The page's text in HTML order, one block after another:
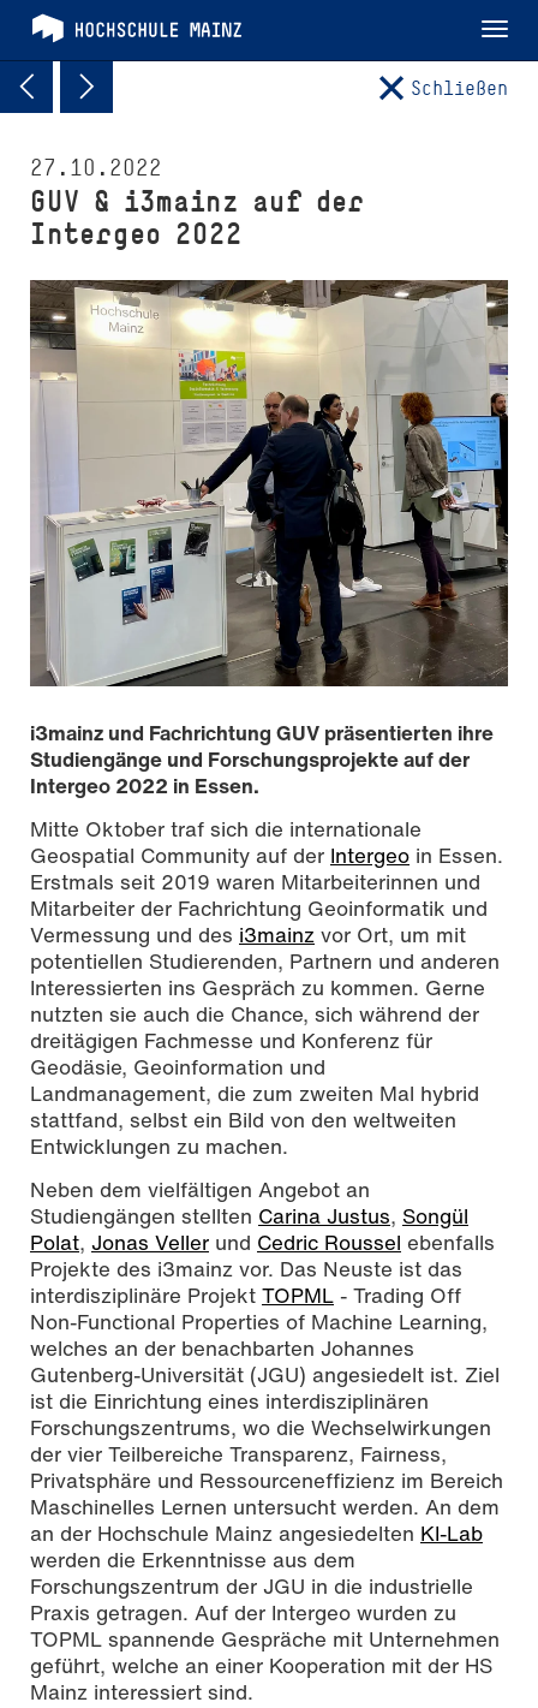
Schließen
27.10.2022
GUV & i3mainz auf der
Intergeo 2022
Stand auf der Intergeo 2022, Foto: Hochschule Mainz, CC
BY-SA 4.0
i3mainz und Fachrichtung GUV präsentierten ihre
Studiengänge und Forschungsprojekte auf der
Intergeo 2022 in Essen.
Mitte Oktober traf sich die internationale
Geospatial Community auf der Intergeo in Essen.
Erstmals seit 2019 waren Mitarbeiterinnen und
Mitarbeiter der Fachrichtung Geoinformatik und
Vermessung und des i3mainz vor Ort, um mit
potentiellen Studierenden, Partnern und anderen
Interessierten ins Gespräch zu kommen. Gerne
nutzten sie auch die Chance, sich während der
dreitägigen Fachmesse und Konferenz für
Geodäsie, Geoinformation und
Landmanagement, die zum zweiten Mal hybrid
stattfand, selbst ein Bild von den weltweiten
Entwicklungen zu machen.
Neben dem vielfältigen Angebot an
Studiengängen stellten Carina Justus, Songül
Polat, Jonas Veller und Cedric Roussel ebenfalls
Projekte des i3mainz vor. Das Neuste ist das
interdisziplinäre Projekt TOPML - Trading Off
Non-Functional Properties of Machine Learning,
welches an der benachbarten Johannes
Gutenberg-Universität (JGU) angesiedelt ist. Ziel
ist die Einrichtung eines interdisziplinären
Forschungszentrums, wo die Wechselwirkungen
der vier Teilbereiche Transparenz, Fairness,
Privatsphäre und Ressourceneffizienz im Bereich
Maschinelles Lernen untersucht werden. An dem
an der Hochschule Mainz angesiedelten KI-Lab
werden die Erkenntnisse aus dem
Forschungszentrum der JGU in die industrielle
Praxis getragen. Auf der Intergeo wurden zu
TOPML spannende Gespräche mit Unternehmen
geführt, welche an einer Kooperation mit der HS
Mainz interessiert sind.